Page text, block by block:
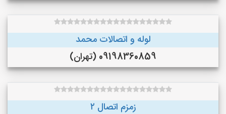
لوله و اتصالات محمد
09198360859 (تهران)
زمزم اتصال ۲